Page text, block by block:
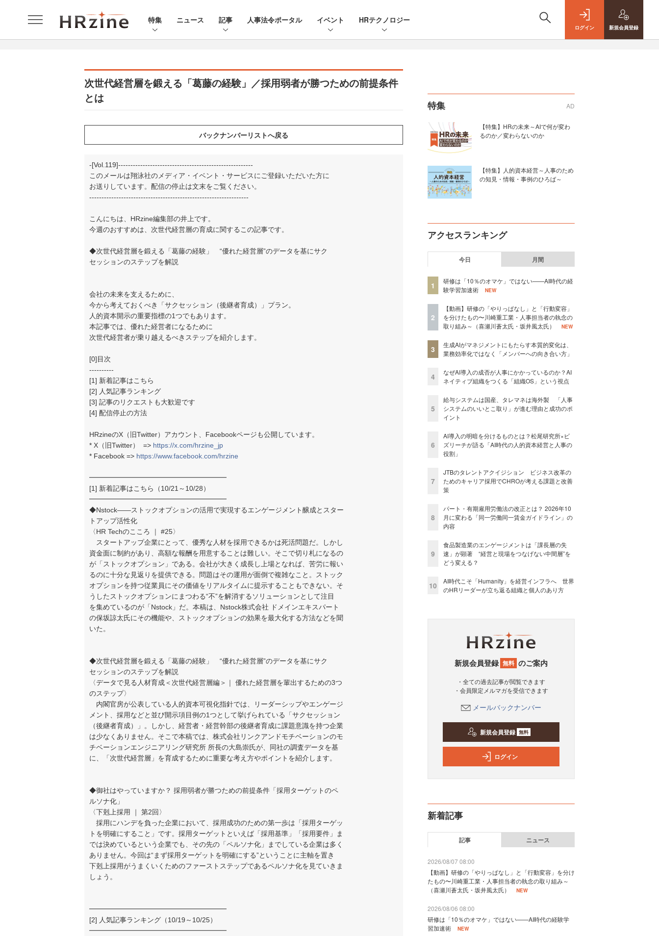
特集 ニュース 記事 人事法令ポータル イベント HRテクノロジー
ログイン 新規会員登録
次世代経営層を鍛える「葛藤の経験」／採用弱者が勝つための前提条件
とは
-[Vol.119]-------------------------------------------------------
このメールは翔泳社のメディア・イベント・サービスにご登録いただいた方に
お送りしています。配信の停止は文末をご覧ください。
-----------------------------------------------------------------
こんにちは、HRzine編集部の井上です。
今週のおすすめは、次世代経営層の育成に関するこの記事です。
◆次世代経営層を鍛える「葛藤の経験」 “優れた経営層”のデータを基にサク
セッションのステップを解説
会社の未来を支えるために、
今から考えておくべき「サクセッション（後継者育成）」プラン。
人的資本開示の重要指標の1つでもあります。
本記事では、優れた経営者になるために
次世代経営者が乗り越えるべきステップを紹介します。
[0]目次
----------
[1] 新着記事はこちら
[2] 人気記事ランキング
[3] 記事のリクエストも大歓迎です
[4] 配信停止の方法
HRzineのX（旧Twitter）アカウント、Facebookページも公開しています。
* X（旧Twitter） => https://x.com/hrzine_jp
* Facebook => https://www.facebook.com/hrzine
━━━━━━━━━━━━━━━━━━━━
[1] 新着記事はこちら（10/21～10/28）
━━━━━━━━━━━━━━━━━━━━
◆Nstock——ストックオプションの活用で実現するエンゲージメント醸成とスター
トアップ活性化
〈HR Techのこころ ｜ #25〉
スタートアップ企業にとって、優秀な人材を採用できるかは死活問題だ。しかし
資金面に制約があり、高額な報酬を用意することは難しい。そこで切り札になるの
が「ストックオプション」である。会社が大きく成長し上場となれば、苦労に報い
るのに十分な見返りを提供できる。問題はその運用が面倒で複雑なこと。ストック
オプションを持つ従業員にその価値をリアルタイムに提示することもできない。そ
うしたストックオプションにまつわる“不”を解消するソリューションとして注目
を集めているのが「Nstock」だ。本稿は、Nstock株式会社 ドメインエキスパート
の保坂諒太氏にその機能や、ストックオプションの効果を最大化する方法などを聞
いた。
◆次世代経営層を鍛える「葛藤の経験」 “優れた経営層”のデータを基にサク
セッションのステップを解説
〈データで見る人材育成＜次世代経営層編＞｜ 優れた経営層を輩出するための3つ
のステップ〉
内閣官房が公表している人的資本可視化指針では、リーダーシップやエンゲージ
メント、採用などと並び開示項目例の1つとして挙げられている「サクセッション
（後継者育成）」。しかし、経営者・経営幹部の後継者育成に課題意識を持つ企業
は少なくありません。そこで本稿では、株式会社リンクアンドモチベーションのモ
チベーションエンジニアリング研究所 所長の大島崇氏が、同社の調査データを基
に、「次世代経営層」を育成するために重要な考え方やポイントを紹介します。
◆御社はやっていますか？ 採用弱者が勝つための前提条件「採用ターゲットのペ
ルソナ化」
〈下剋上採用 ｜ 第2回〉
採用にハンデを負った企業において、採用成功のための第一歩は「採用ターゲッ
トを明確にすること」です。採用ターゲットといえば「採用基準」「採用要件」ま
では決めているという企業でも、その先の「ペルソナ化」までしている企業は多く
ありません。今回は“まず採用ターゲットを明確にする”ということに主軸を置き
下剋上採用がうまくいくためのファーストステップであるペルソナ化を見ていきま
しょう。
━━━━━━━━━━━━━━━━━━━━
[2] 人気記事ランキング（10/19～10/25）
━━━━━━━━━━━━━━━━━━━━
特集 AD
【特集】HRの未来～AIで何が変わ
るのか／変わらないのか
【特集】人的資本経営～人事のため
の知見・情報・事例のひろば～
アクセスランキング
今日 月間
1
研修は「10％のオマケ」ではない——AI時代の経
験学習加速術
NEW
2
【動画】研修の「やりっぱなし」と「行動変容」
を分けたもの〜川崎重工業・人事担当者の執念の
取り組み～（喜瀬川蒼太氏・坂井風太氏）
NEW
3
生成AIがマネジメントにもたらす本質的変化は、
業務効率化ではなく「メンバーへの向き合い方」
4
なぜAI導入の成否が人事にかかっているのか？AI
ネイティブ組織をつくる「組織OS」という視点
5
給与システムは国産、タレマネは海外製 「人事
システムのいいとこ取り」が進む理由と成功のポ
イント
6
AI導入の明暗を分けるものとは？松尾研究所×ビ
ズリーチが語る「AI時代の人的資本経営と人事の
役割」
7
JTBのタレントアクイジション ビジネス改革の
ためのキャリア採用でCHROが考える課題と改善
策
8
パート・有期雇用労働法の改正とは？ 2026年10
月に変わる「同一労働同一賃金ガイドライン」の
内容
9
食品製造業のエンゲージメントは「課長層の失
速」が顕著 “経営と現場をつなげない中間層”を
どう変える？
10
AI時代こそ「Humanity」を経営インフラへ 世界
のHRリーダーが立ち返る組織と個人のあり方
新規会員登録 無料 のご案内
・全ての過去記事が閲覧できます
・会員限定メルマガを受信できます
メールバックナンバー
新規会員登録 無料
ログイン
新着記事
記事 ニュース
2026/08/07 08:00
【動画】研修の「やりっぱなし」と「行動変容」を分け
たもの〜川崎重工業・人事担当者の執念の取り組み～
（喜瀬川蒼太氏・坂井風太氏）
NEW
2026/08/06 08:00
研修は「10％のオマケ」ではない——AI時代の経験学
習加速術
NEW